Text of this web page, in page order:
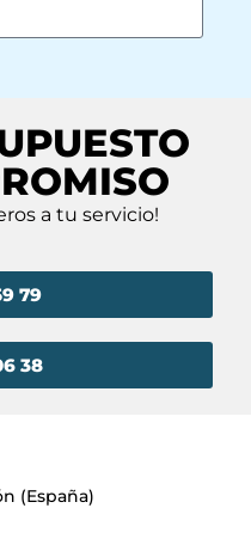
a tu servicio!
38
79
(España)